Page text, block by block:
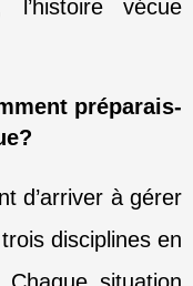
vécue
préparais-
d’arriver à gérer
disciplines en